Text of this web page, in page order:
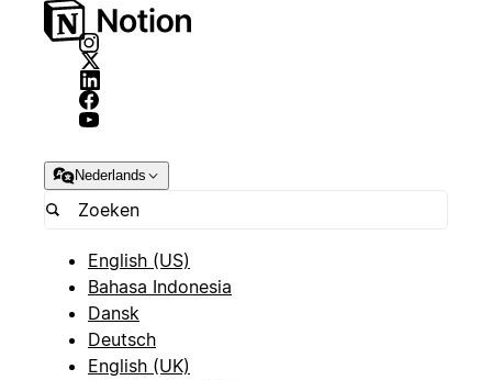
Nederlands
English (US)
Bahasa Indonesia
Dansk
Deutsch
English (UK)